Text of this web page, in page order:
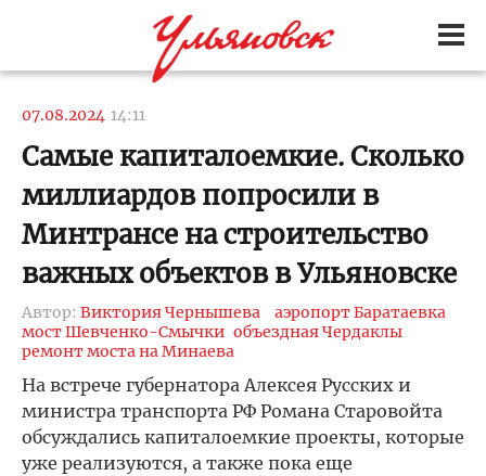
07.08.2024 14:11
Самые капиталоемкие. Сколько
миллиардов попросили в
Минтрансе на строительство
важных объектов в Ульяновске
Автор: Виктория Чернышева
аэропорт Баратаевка
мост Шевченко-Смычки объездная Чердаклы
ремонт моста на Минаева
На встрече губернатора Алексея Русских и
министра транспорта РФ Романа Старовойта
обсуждались капиталоемкие проекты, которые
уже реализуются, а также пока еще